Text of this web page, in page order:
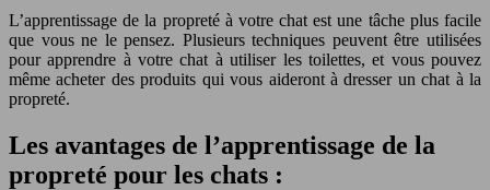
L’apprentissage de la propreté à votre chat est une tâche plus facile
que vous ne le pensez. Plusieurs techniques peuvent être utilisées
pour apprendre à votre chat à utiliser les toilettes, et vous pouvez
même acheter des produits qui vous aideront à dresser un chat à la
propreté.
Les avantages de l’apprentissage de la
propreté pour les chats :